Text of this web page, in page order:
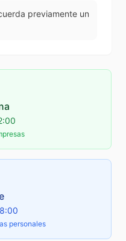
previamente un
personales